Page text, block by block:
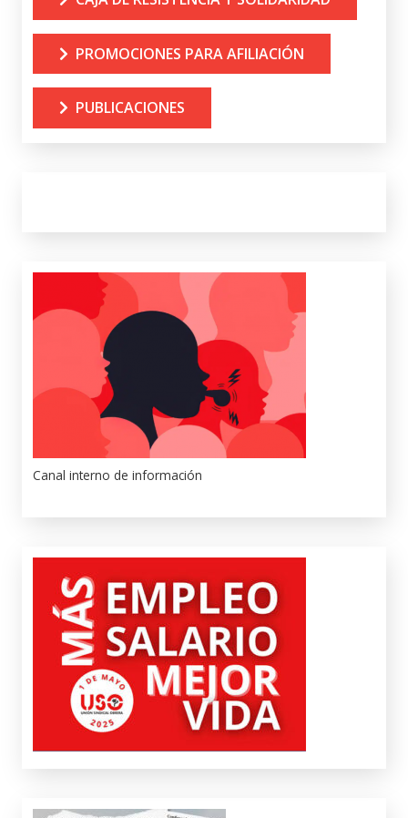
PROMOCIONES PARA AFILIACIÓN
PUBLICACIONES
Canal interno de información